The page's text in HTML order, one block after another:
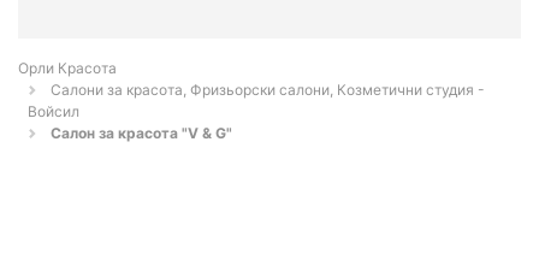
Орли Красота
Салони за красота, Фризьорски салони, Козметични студия -
Войсил
Салон за красота "V & G"